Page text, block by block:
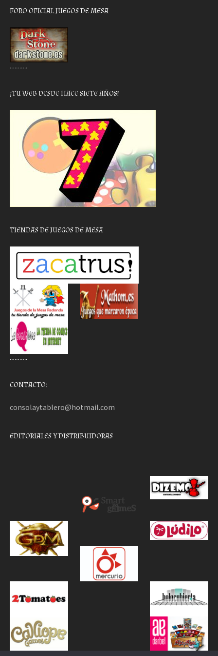
FORO OFICIAL JUEGOS DE MESA
………..
¡TU WEB DESDE HACE SIETE AÑOS!
TIENDAS DE JUEGOS DE MESA
………..
CONTACTO:
consolaytablero@hotmail.com
EDITORIALES Y DISTRIBUIDORAS